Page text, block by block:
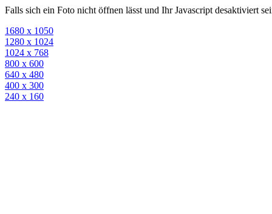
Falls sich ein Foto nicht öffnen lässt und Ihr Javascript desaktiviert
1680 x 1050
1280 x 1024
1024 x 768
800 x 600
640 x 480
400 x 300
240 x 160